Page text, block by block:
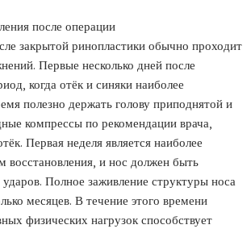
после операции
закрытой ринопластики обычно проходит
Первые несколько дней после
когда отёк и синяки наиболее
полезно держать голову приподнятой и
компрессы по рекомендации врача,
Первая неделя является наиболее
восстановления, и нос должен быть
Полное заживление структуры носа
месяцев. В течение этого времени
физических нагрузок способствует